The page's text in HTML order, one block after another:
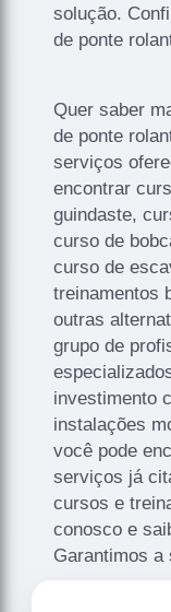
solução.
de ponte
Quer saber
de ponte
serviços
encontrar
guindaste,
curso de
curso de
treinamentos
outras
grupo de
investimento
instalações
você pode
serviços já
cursos e
conosco e
Garantimos a